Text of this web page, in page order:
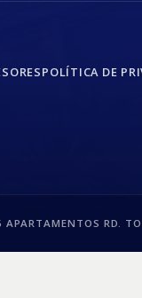
POLÍTICA DE
APARTAMENTOS RD.